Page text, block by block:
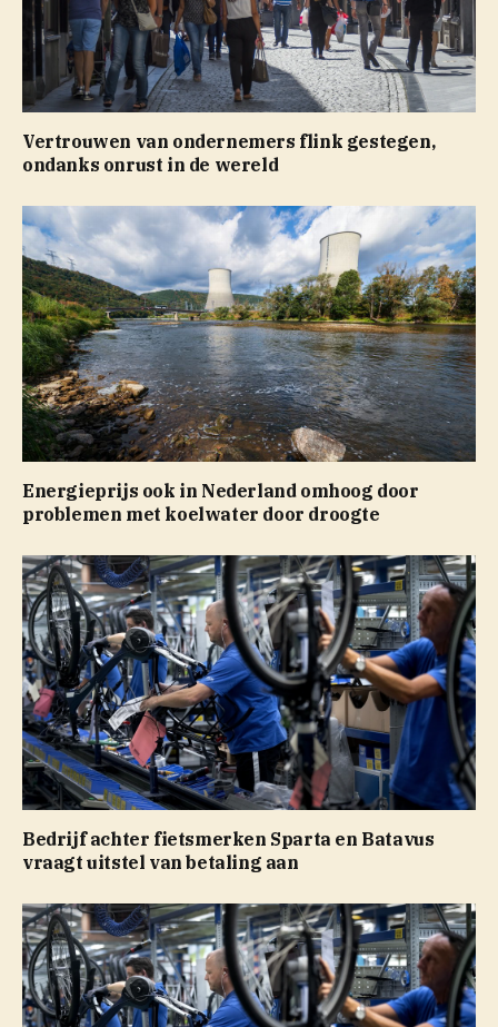
Vertrouwen van ondernemers flink gestegen,
ondanks onrust in de wereld
Energieprijs ook in Nederland omhoog door
problemen met koelwater door droogte
Bedrijf achter fietsmerken Sparta en Batavus
vraagt uitstel van betaling aan